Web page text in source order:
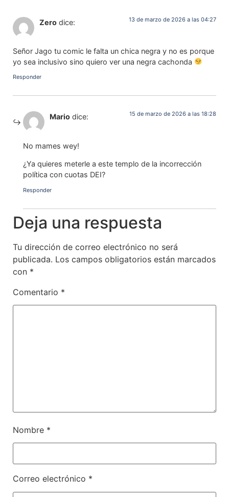
Zero dice: 13 de marzo de 2026 a las 04:27
Señor Jago tu comic le falta un chica negra y no es porque
yo sea inclusivo sino quiero ver una negra cachonda
Responder
Mario dice: 15 de marzo de 2026 a las 18:28
No mames wey!
¿Ya quieres meterle a este templo de la incorrección
política con cuotas DEI?
Responder
Deja una respuesta
Tu dirección de correo electrónico no será
publicada. Los campos obligatorios están marcados
con *
Comentario *
Nombre *
Correo electrónico *